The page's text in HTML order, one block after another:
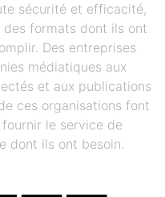
sécurité et efficacité,
des formats dont ils ont
Des entreprises
médiatiques aux
et aux publications
ces organisations font
le service de
dont ils ont besoin.